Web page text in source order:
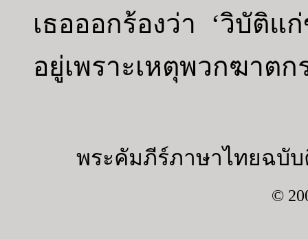
เธอออกร้องว่า ‘วิบัติ
อยู่เพราะเหตุพวกฆาตก
พระคัมภีร์ภาษาไทยฉบับ
©